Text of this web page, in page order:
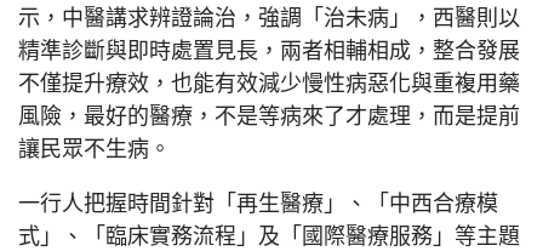
示，中醫講求辨證論治，強調「治未病」，西醫則以
精準診斷與即時處置見長，兩者相輔相成，整合發展
不僅提升療效，也能有效減少慢性病惡化與重複用藥
風險，最好的醫療，不是等病來了才處理，而是提前
讓民眾不生病。
一行人把握時間針對「再生醫療」、「中西合療模
式」、「臨床實務流程」及「國際醫療服務」等主題